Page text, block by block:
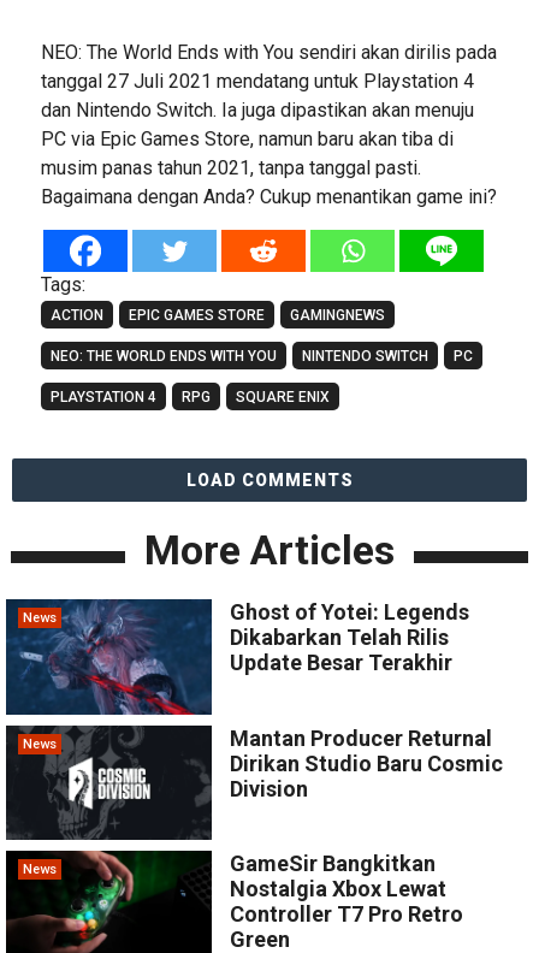
NEO: The World Ends with You sendiri akan dirilis pada
tanggal 27 Juli 2021 mendatang untuk Playstation 4
dan Nintendo Switch. Ia juga dipastikan akan menuju
PC via Epic Games Store, namun baru akan tiba di
musim panas tahun 2021, tanpa tanggal pasti.
Bagaimana dengan Anda? Cukup menantikan game ini?
Tags:
ACTION EPIC GAMES STORE GAMINGNEWS
NEO: THE WORLD ENDS WITH YOU NINTENDO SWITCH PC
PLAYSTATION 4 RPG SQUARE ENIX
LOAD COMMENTS
More Articles
News
Ghost of Yotei: Legends
Dikabarkan Telah Rilis
Update Besar Terakhir
News
Mantan Producer Returnal
Dirikan Studio Baru Cosmic
Division
News
GameSir Bangkitkan
Nostalgia Xbox Lewat
Controller T7 Pro Retro
Green